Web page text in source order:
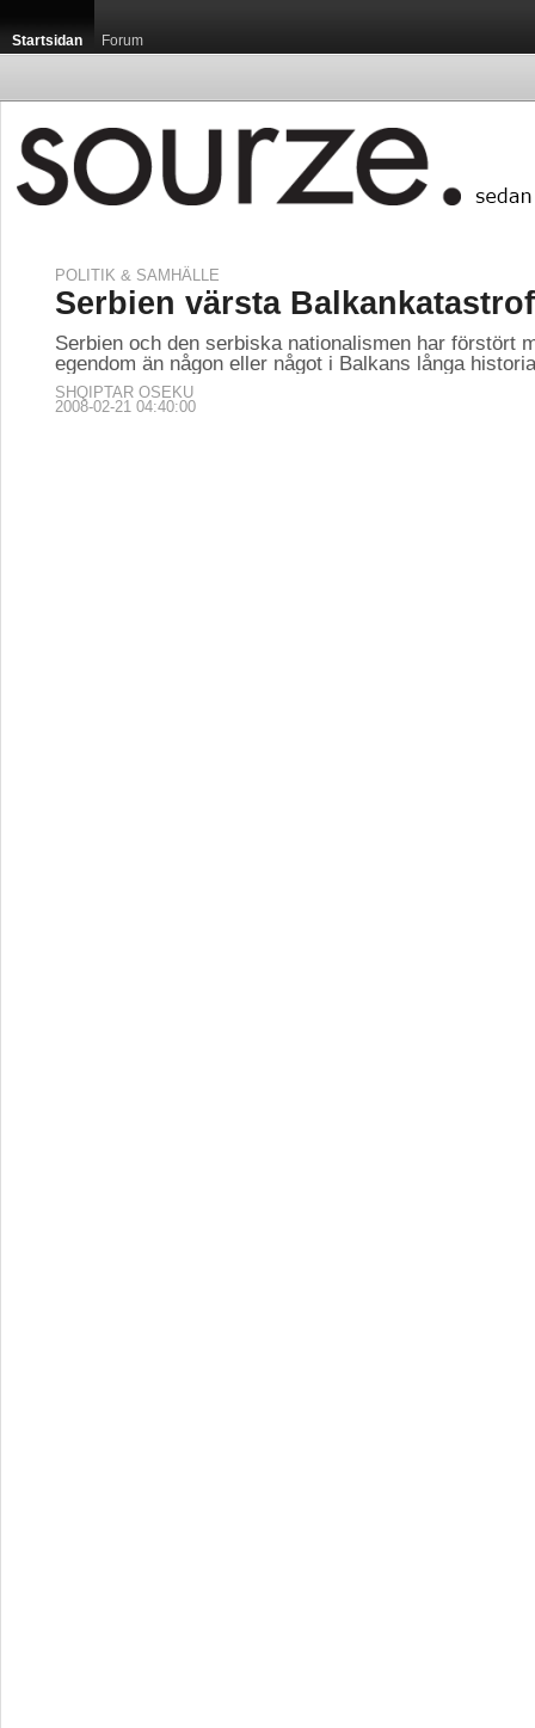
Startsidan Forum
POLITIK & SAMHÄLLE
Serbien värsta
Serbien och den serbiska nationalismen har förstört
egendom än någon eller något i Balkans långa
SHQIPTAR OSEKU
2008-02-21 04:40:00